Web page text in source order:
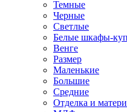
Темные
Черные
Светлые
Белые шкафы-
Венге
Размер
Маленькие
Большие
Средние
Отделка и